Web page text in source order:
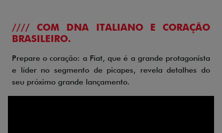
//// COM DNA ITALIANO E CORAÇÃO
BRASILEIRO.
Prepare o coração: a Fiat, que é a grande protagonista
e líder no segmento de picapes, revela detalhes do
seu próximo grande lançamento.